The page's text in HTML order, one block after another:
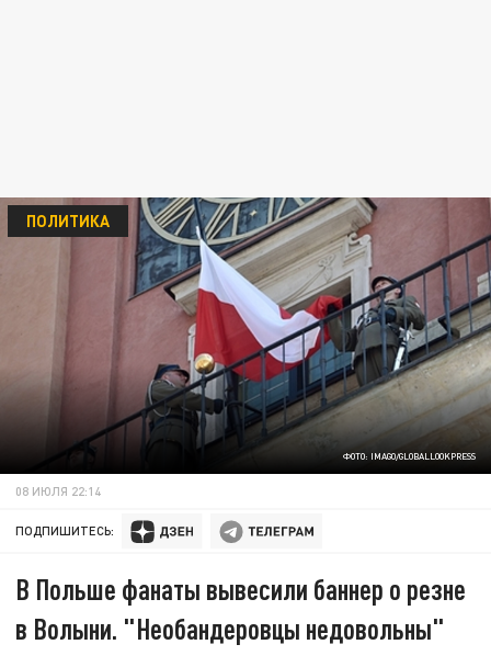
ФОТО: IMAGO/GLOBALLOOKPRESS
ПОЛИТИКА
08 ИЮЛЯ 22:14
ПОДПИШИТЕСЬ:
В Польше фанаты вывесили баннер о резне
в Волыни. "Необандеровцы недовольны"